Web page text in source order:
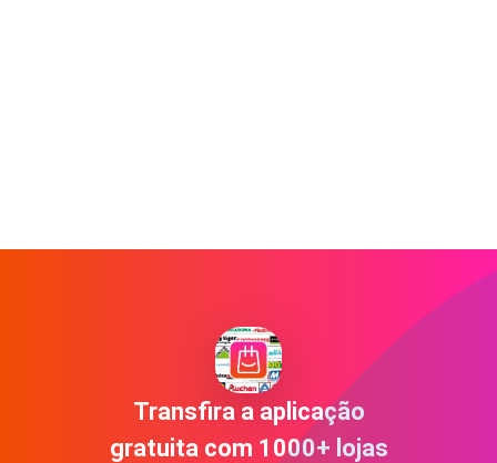
Transfira a aplicação
gratuita com 1000+ lojas